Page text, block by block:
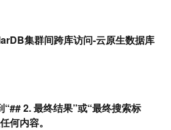
集群间跨库访问-云原生数据库
2. 最终结果”或“最终搜索标
何内容。